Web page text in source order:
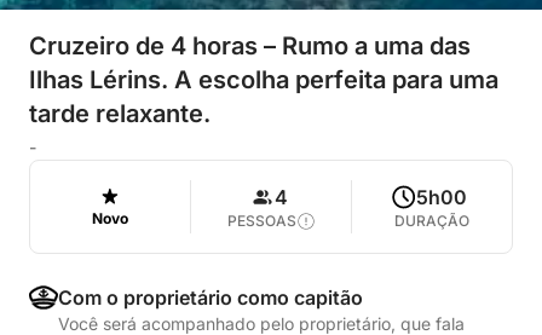
Cruzeiro de 4 horas – Rumo a uma das
Ilhas Lérins. A escolha perfeita para uma
tarde relaxante.
-
Novo
4
PESSOAS
5h00
DURAÇÃO
Com o proprietário como capitão
Você será acompanhado pelo proprietário, que fala